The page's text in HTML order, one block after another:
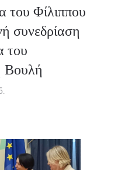
Φίλιππου
συνεδρίαση